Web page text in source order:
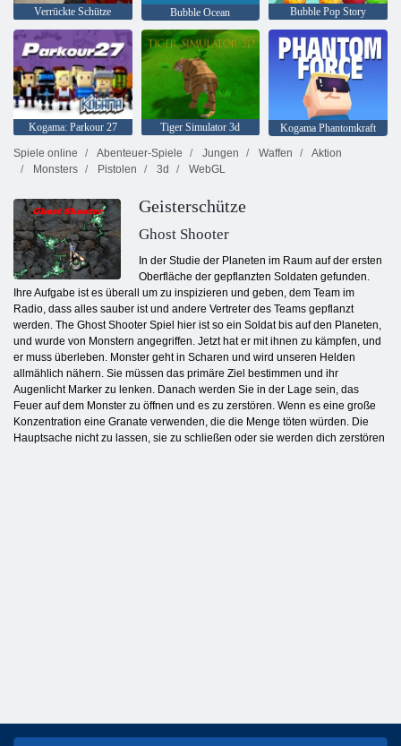
Verrückte Schütze Bubble Ocean Bubble Pop Story
Kogama: Parkour 27 Tiger Simulator 3d
Kogama Phantomkraft
Spiele online
Abenteuer-Spiele Jungen Waffen
Aktion
Monsters
Pistolen 3d WebGL
Geisterschütze
Ghost Shooter
In der Studie der Planeten im Raum auf der ersten
Oberfläche der gepflanzten Soldaten gefunden.
Ihre Aufgabe ist es überall um zu inspizieren und geben, dem Team im
Radio, dass alles sauber ist und andere Vertreter des Teams gepflanzt
werden. The Ghost Shooter Spiel hier ist so ein Soldat bis auf den Planeten,
und wurde von Monstern angegriffen. Jetzt hat er mit ihnen zu kämpfen, und
er muss überleben. Monster geht in Scharen und wird unseren Helden
allmählich nähern. Sie müssen das primäre Ziel bestimmen und ihr
Augenlicht Marker zu lenken. Danach werden Sie in der Lage sein, das
Feuer auf dem Monster zu öffnen und es zu zerstören. Wenn es eine große
Konzentration eine Granate verwenden, die die Menge töten würden. Die
Hauptsache nicht zu lassen, sie zu schließen oder sie werden dich zerstören